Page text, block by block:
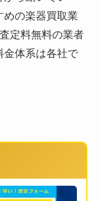
めの楽器買取業
定料無料の業者
金体系は各社で